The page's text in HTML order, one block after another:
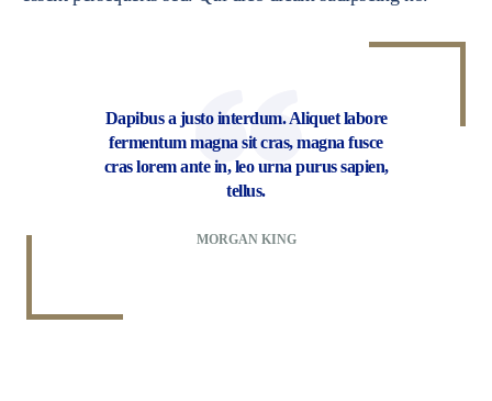
Dapibus a justo interdum. Aliquet labore
fermentum magna sit cras, magna fusce
cras lorem ante in, leo urna purus sapien,
tellus.
MORGAN KING